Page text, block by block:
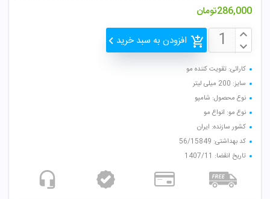
286,000تومان
افزودن به سبد خرید
کارائی: تقویت کننده مو
سایز: 200 میلی لیتر
نوع محصول: شامپو
نوع مو: انواع مو
کشور سازنده: ایران
کد بهداشتی: 56/15849
تاریخ انقضا: 1407/11